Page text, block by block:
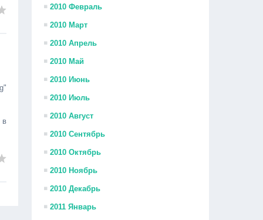
в
2010 Февраль
2010 Март
2010 Апрель
2010 Май
2010 Июнь
2010 Июль
2010 Август
2010 Сентябрь
2010 Октябрь
2010 Ноябрь
2010 Декабрь
2011 Январь